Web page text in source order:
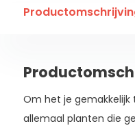
Om het je
allemaal planten die